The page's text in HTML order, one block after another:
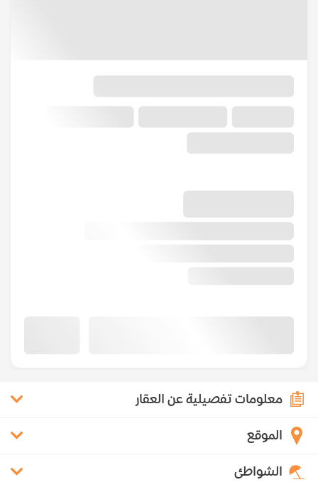
معلومات تفصيلية عن العقار
الموقع
الشواطئ